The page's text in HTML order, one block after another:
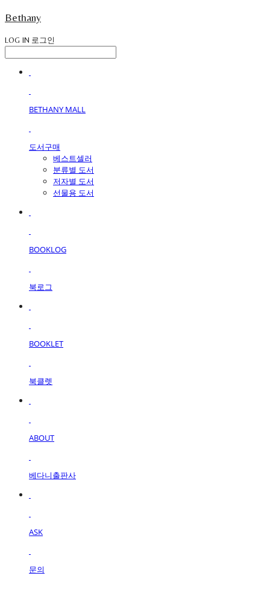
Bethany
LOG IN 로그인
BETHANY MALL
도서구매
베스트셀러
분류별 도서
저자별 도서
선물용 도서
BOOKLOG
북로그
BOOKLET
북클렛
ABOUT
베다니출판사
ASK
문의